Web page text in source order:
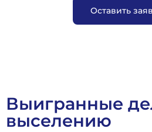
Оставить заяв
Выигранные
выселению